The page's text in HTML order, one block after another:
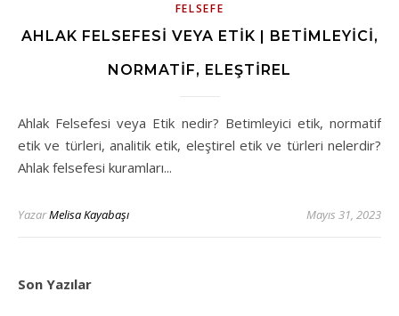
FELSEFE
AHLAK FELSEFESI VEYA ETIK | BETIMLEYICI,
NORMATIF, ELEŞTIREL
Ahlak Felsefesi veya Etik nedir? Betimleyici etik, normatif
etik ve türleri, analitik etik, eleştirel etik ve türleri nelerdir?
Ahlak felsefesi kuramları...
YazarMelisa Kayabaşı Mayıs 31, 2023
Son Yazılar